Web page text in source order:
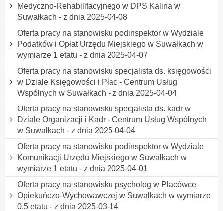
Medyczno-Rehabilitacyjnego w DPS Kalina w
Suwałkach - z dnia 2025-04-08
Oferta pracy na stanowisku podinspektor w Wydziale
Podatków i Opłat Urzędu Miejskiego w Suwałkach w
wymiarze 1 etatu - z dnia 2025-04-07
Oferta pracy na stanowisku specjalista ds. księgowości
w Dziale Księgowości i Płac - Centrum Usług
Wspólnych w Suwałkach - z dnia 2025-04-04
Oferta pracy na stanowisku specjalista ds. kadr w
Dziale Organizacji i Kadr - Centrum Usług Wspólnych
w Suwałkach - z dnia 2025-04-04
Oferta pracy na stanowisku podinspektor w Wydziale
Komunikacji Urzędu Miejskiego w Suwałkach w
wymiarze 1 etatu - z dnia 2025-04-01
Oferta pracy na stanowisku psycholog w Placówce
Opiekuńczo-Wychowawczej w Suwałkach w wymiarze
0,5 etatu - z dnia 2025-03-14